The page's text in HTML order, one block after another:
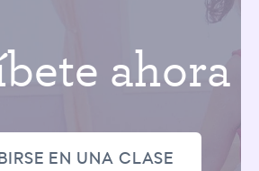
ahora
EN UNA CLASE